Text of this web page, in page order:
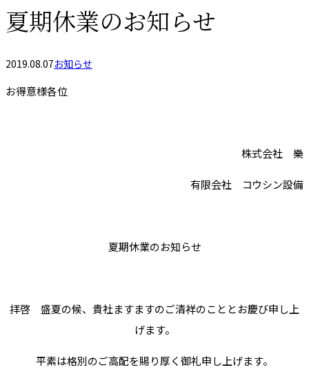
夏期休業のお知らせ
2019.08.07お知らせ
お得意様各位
株式会社 樂
有限会社 コウシン設備
夏期休業のお知らせ
拝啓 盛夏の候、貴社ますますのご清祥のこととお慶び申し上
げます。
平素は格別のご高配を賜り厚く御礼申し上げます。